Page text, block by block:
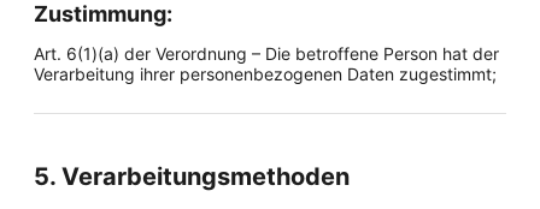
Zustimmung:
Art. 6(1)(a) der Verordnung – Die betroffene Person hat der
Verarbeitung ihrer personenbezogenen Daten zugestimmt;
5. Verarbeitungsmethoden